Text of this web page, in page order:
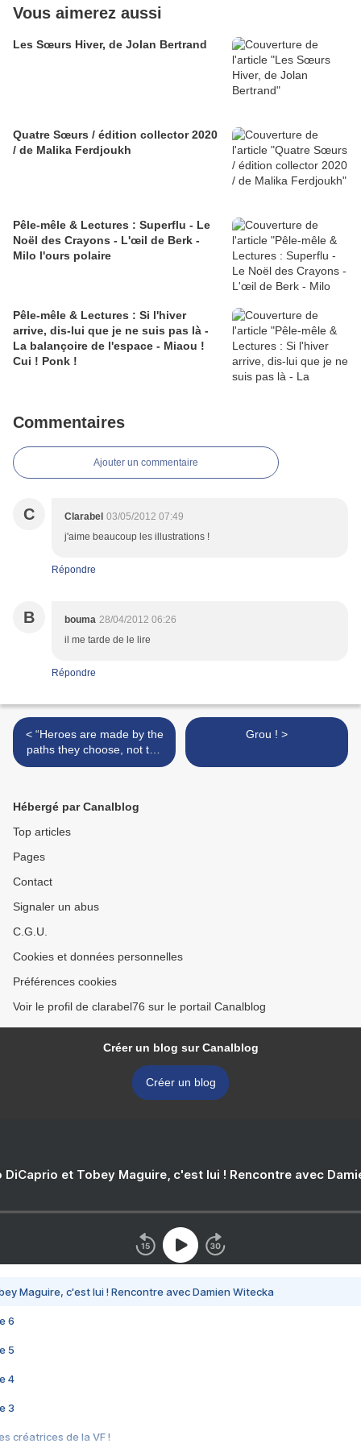
Vous aimerez aussi
Les Sœurs Hiver, de Jolan Bertrand
Quatre Sœurs / édition collector 2020
/ de Malika Ferdjoukh
Pêle-mêle & Lectures : Superflu - Le
Noël des Crayons - L'œil de Berk -
Milo l'ours polaire
Pêle-mêle & Lectures : Si l'hiver
arrive, dis-lui que je ne suis pas là -
La balançoire de l'espace - Miaou !
Cui ! Ponk !
Commentaires
Ajouter un commentaire
C Clarabel 03/05/2012 07:49
j'aime beaucoup les illustrations !
Répondre
B bouma 28/04/2012 06:26
il me tarde de le lire
Répondre
< “Heroes are made by the
paths they choose, not the
powers they are graced
Grou ! >
Hébergé par Canalblog
Top articles
Pages
Contact
Signaler un abus
C.G.U.
Cookies et données personnelles
Préférences cookies
Voir le profil de clarabel76 sur le portail Canalblog
Créer un blog sur Canalblog
Créer un blog
DiCaprio et Tobey Maguire, c'est lui ! Rencontre avec
Maguire, c'est lui ! Rencontre avec Damien Witecka
6
5
4
3
créatrices de la VF !